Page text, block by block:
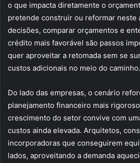
o que impacta diretamente o
pretende construir ou reformar neste
decisões, comparar orçamentos e
crédito mais favorável são passos
quer aproveitar a retomada sem se
custos adicionais no meio do caminho.
Do lado das empresas, o cenário
planejamento financeiro mais
crescimento do setor convive com
custos ainda elevada. Arquitetos,
incorporadoras que conseguirem
lados, aproveitando a demanda